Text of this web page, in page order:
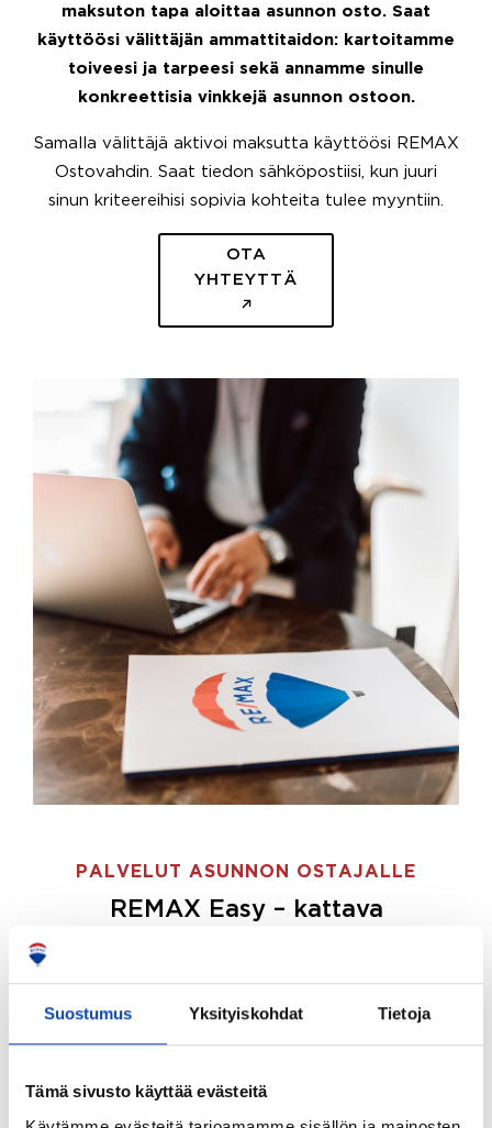
Suostumus Yksityiskohdat Tietoja
Tämä sivusto käyttää evästeitä
maksuton tapa aloittaa asunnon osto. Saat
käyttöösi välittäjän ammattitaidon: kartoitamme
toiveesi ja tarpeesi sekä annamme sinulle
konkreettisia vinkkejä asunnon ostoon.
Samalla välittäjä aktivoi maksutta käyttöösi REMAX
Ostovahdin. Saat tiedon sähköpostiisi, kun juuri
sinun kriteereihisi sopivia kohteita tulee myyntiin.
OTA
YHTEYTTÄ
PALVELUT ASUNNON OSTAJALLE
REMAX Easy – kattava
ostajille.
Tee ostotoimeksianto ja etsimme juuri